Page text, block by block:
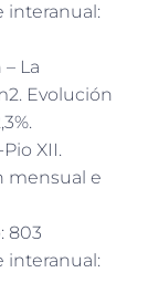
interanual:
La
Evolución
XII.
mensual e
803
interanual: